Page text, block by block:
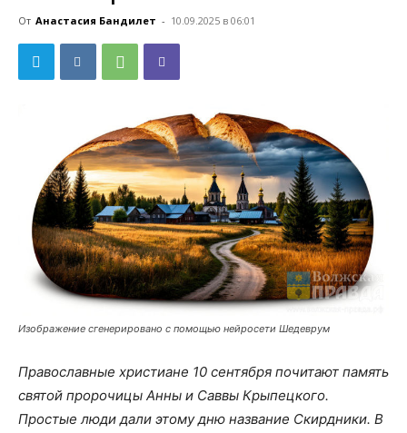
От Анастасия Бандилет - 10.09.2025 в 06:01
Изображение сгенерировано с помощью нейросети Шедеврум
Православные христиане 10 сентября почитают память
святой пророчицы Анны и Саввы Крыпецкого.
Простые люди дали этому дню название Скирдники. В